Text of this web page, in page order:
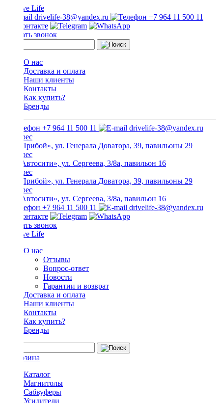
drivelife-38@yandex.ru +7 964 11 500 11
Заказать звонок
О нас
Доставка и оплата
Наши клиенты
Контакты
Как купить?
Бренды
+7 964 11 500 11 drivelife-38@yandex.ru
ТЦ «Прибой», ул. Генерала Доватора, 39, павильоны 29
ТЦ «Автосити», ул. Сергеева, 3/8а, павильон 16
ТЦ «Прибой», ул. Генерала Доватора, 39, павильоны 29
ТЦ «Автосити», ул. Сергеева, 3/8а, павильон 16
+7 964 11 500 11
drivelife-38@yandex.ru
Заказать звонок
О нас
Отзывы
Вопрос-ответ
Новости
Гарантии и возврат
Доставка и оплата
Наши клиенты
Контакты
Как купить?
Бренды
Каталог
Магнитолы
Сабвуферы
Усилители